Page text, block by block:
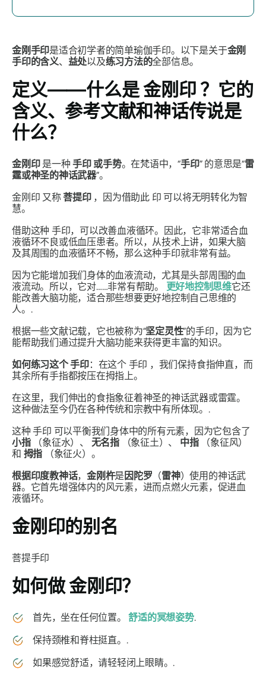
金刚手印是适合初学者的简单瑜伽手印。以下是关于金刚
手印的含义、 益处以及练习方法的全部信息。
定义——什么是金刚印 ？它的
含义、参考文献和神话传说是
什么？
金刚印是一种手印或手势。在梵语中，“手印”的意思是“雷
霆或神圣的神话武器”。
金刚印 又称 菩提印，因为借助此 印 可以将无明转化为智
慧。
借助这种 手印，可以改善血液循环。因此，它非常适合血
液循环不良或低血压患者。所以，从技术上讲，如果大脑
及其周围的血液循环不畅，那么这种手印就非常有益。
因为它能增加我们身体的血液流动，尤其是头部周围的血
液流动。所以，它对……非常有帮助。 更好地控制思维它还
能改善大脑功能，适合那些想要更好地控制自己思维的
人。.
根据一些文献记载，它也被称为“坚定灵性”的手印，因为它
能帮助我们通过提升大脑功能来获得更丰富的知识。
如何练习这个手印：在这个 手印 ，我们保持食指伸直，而
其余所有手指都按压在拇指上。
在这里，我们伸出的食指象征着神圣的神话武器或雷霆。
这种做法至今仍在各种传统和宗教中有所体现。.
这种手印 可以平衡我们身体中的所有元素，因为它包含了
小指（象征水）、 无名指（象征土）、 中指（象征风）
和 拇指 （象征火）。
根据印度教神话，金刚杵是 因陀罗 （雷神）使用的神话武
器。它首先增强体内的风元素，进而点燃火元素，促进血
液循环。
金刚印的别名
菩提手印
如何做金刚印？
首先，坐在任何位置。舒适的冥想姿势.
保持颈椎和脊柱挺直。.
如果感觉舒适，请轻轻闭上眼睛。.